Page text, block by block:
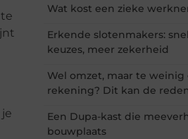
Wat kost een zieke
Erkende slotenmakers:
keuzes, meer zekerheid
Wel omzet, maar te
rekening? Dit kan de
Een Dupa-kast die
bouwplaats